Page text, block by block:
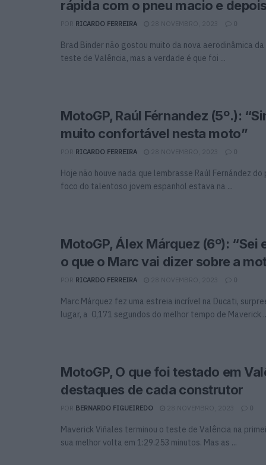
rápida com o pneu macio e
RICARDO FERREIRA 28 NOVEMBRO, 2023 0
Brad Binder não gostou muito da nova aerodinâmica
teste de Valência, mas a verdade é que foi ...
MotoGP, Raúl Férnandez (5º.):
muito confortável nesta moto”
RICARDO FERREIRA 28 NOVEMBRO, 2023 0
Hoje não houve nada que lembrasse Raúl Fernández do
foco do talentoso jovem espanhol estava na ...
MotoGP, Álex Márquez (6º): “Sei
o que o Marc vai dizer sobre a
RICARDO FERREIRA 0
Marc Márquez fez uma estreia incrível na Ducati,
lugar, a 0,171 segundos do melhor tempo de Maverick
MotoGP, O que foi testado em
destaques de cada construtor
BERNARDO FIGUEIREDO 0
Maverick Viñales terminou o teste de Valência na
sua melhor volta em 1:29.253 minutos. Mas as ...